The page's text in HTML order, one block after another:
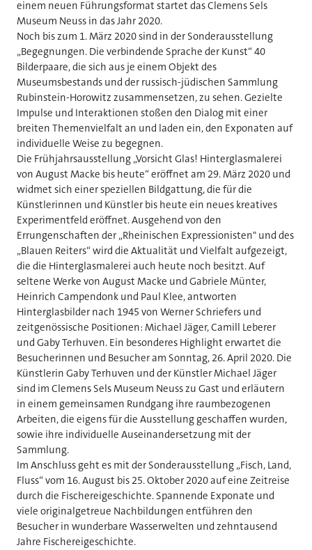
einem neuen Führungsformat startet das Clemens Sels
Museum Neuss in das Jahr 2020.
Noch bis zum 1. März 2020 sind in der Sonderausstellung
„Begegnungen. Die verbindende Sprache der Kunst“ 40
Bilderpaare, die sich aus je einem Objekt des
Museumsbestands und der russisch-jüdischen Sammlung
Rubinstein-Horowitz zusammensetzen, zu sehen. Gezielte
Impulse und Interaktionen stoßen den Dialog mit einer
breiten Themenvielfalt an und laden ein, den Exponaten auf
individuelle Weise zu begegnen.
Die Frühjahrsausstellung „Vorsicht Glas! Hinterglasmalerei
von August Macke bis heute“ eröffnet am 29. März 2020 und
widmet sich einer speziellen Bildgattung, die für die
Künstlerinnen und Künstler bis heute ein neues kreatives
Experimentfeld eröffnet. Ausgehend von den
Errungenschaften der „Rheinischen Expressionisten" und des
„Blauen Reiters“ wird die Aktualität und Vielfalt aufgezeigt,
die die Hinterglasmalerei auch heute noch besitzt. Auf
seltene Werke von August Macke und Gabriele Münter,
Heinrich Campendonk und Paul Klee, antworten
Hinterglasbilder nach 1945 von Werner Schriefers und
zeitgenössische Positionen: Michael Jäger, Camill Leberer
und Gaby Terhuven. Ein besonderes Highlight erwartet die
Besucherinnen und Besucher am Sonntag, 26. April 2020. Die
Künstlerin Gaby Terhuven und der Künstler Michael Jäger
sind im Clemens Sels Museum Neuss zu Gast und erläutern
in einem gemeinsamen Rundgang ihre raumbezogenen
Arbeiten, die eigens für die Ausstellung geschaffen wurden,
sowie ihre individuelle Auseinandersetzung mit der
Sammlung.
Im Anschluss geht es mit der Sonderausstellung „Fisch, Land,
Fluss“ vom 16. August bis 25. Oktober 2020 auf eine Zeitreise
durch die Fischereigeschichte. Spannende Exponate und
viele originalgetreue Nachbildungen entführen den
Besucher in wunderbare Wasserwelten und zehntausend
Jahre Fischereigeschichte.